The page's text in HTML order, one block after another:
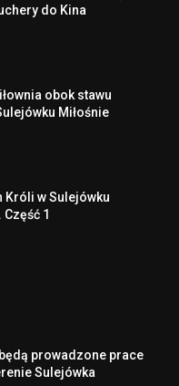
do Kina
obok stawu
Miłośnie
Króli w Sulejówku
Część 1
prowadzone prace
Sulejówka